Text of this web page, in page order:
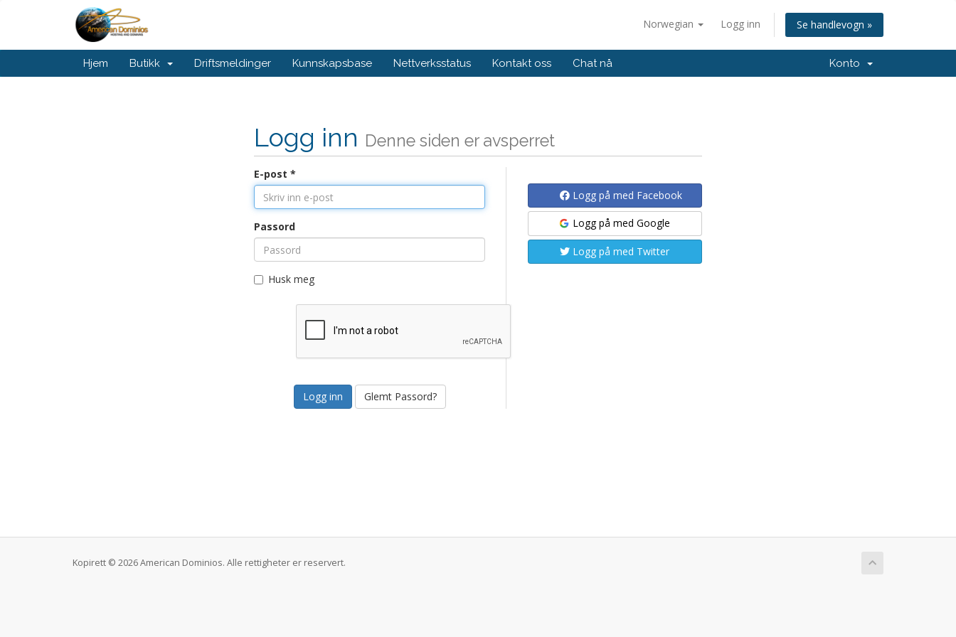
Norwegian Logg inn Se handlevogn »
Hjem Butikk Driftsmeldinger Kunnskapsbase Nettverksstatus Kontakt oss Chat nå Konto
Logg inn Denne siden er avsperret
E-post *
Passord
Husk meg
Glemt Passord?
Logg på med Facebook
Logg på med Google
Logg på med Twitter
Kopirett © 2026 American Dominios. Alle rettigheter er reservert.